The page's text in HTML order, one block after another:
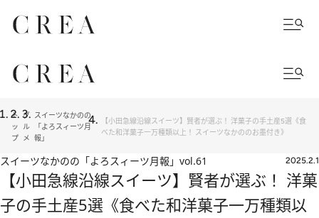
ト
ッ
プ
グ
ル
メ
スイーツなかのの
「よろスィーツ月
報」
【小田急線沿線スイーツ】賢者が選ぶ！ 洋菓子の手土産5選《食
べた和洋菓子一万種類以上！ スイーツなかののお墨付き》
スイーツなかのの「よろスィーツ月報」 vol.61 2025.2.1
【小田急線沿線スイーツ】賢者が選ぶ！ 洋菓
子の手土産5選《食べた和洋菓子一万種類以